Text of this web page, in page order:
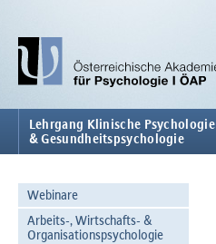
Lehrgang Klinische Psychologie
& Gesundheitspsychologie
Webinare
Arbeits-, Wirtschafts- &
Organisationspsychologie